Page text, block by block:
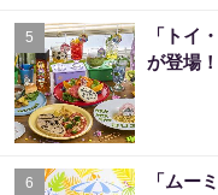
5
「トイ
が登場！
6 「ムー